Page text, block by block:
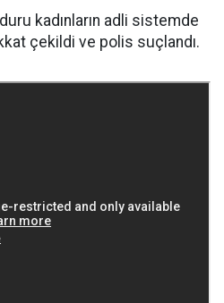
kadınların adli sistemde
çekildi ve polis suçlandı.